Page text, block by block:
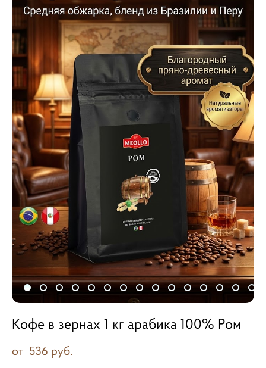
Кофе в зернах 1 кг арабика 100% Ром
от 536 pуб.